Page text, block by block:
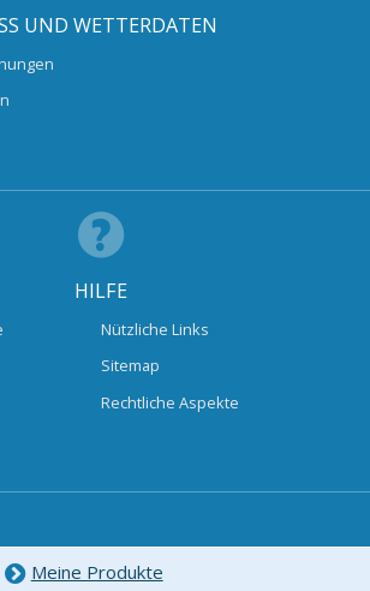
UND WETTERDATEN
HILFE
Nützliche Links
Sitemap
Rechtliche Aspekte
Meine Produkte